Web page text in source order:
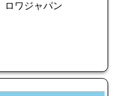
ロワジャパン